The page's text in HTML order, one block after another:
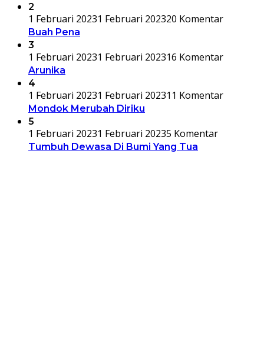
2
1 Februari 20231 Februari 202320 Komentar
Buah Pena
3
1 Februari 20231 Februari 202316 Komentar
Arunika
4
1 Februari 20231 Februari 202311 Komentar
Mondok Merubah Diriku
5
1 Februari 20231 Februari 20235 Komentar
Tumbuh Dewasa Di Bumi Yang Tua